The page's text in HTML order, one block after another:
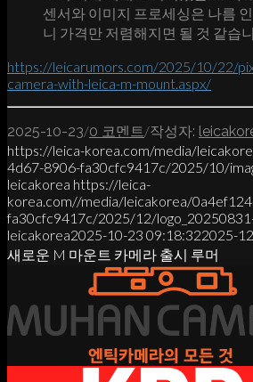
센서와 이미지 프로세싱은 나름
니 가격만 저렴해지면 될 것 같습
https://leicarumors.com/2025/10/22/
camera-with-leica-m-mount.aspx/
2025-10-23/0 코멘트 /작성자:
https://leica-korea.com/media/
4d67-8906-fa30cfc9417c/2025/10/
leicakorea https://leica-
korea.com//media/leicakorea/
fa30cfc9417c/2025/12/
leicakorea2025-10-23 09:18:322025-
새로운 M 마운트 카메라 출시 루머